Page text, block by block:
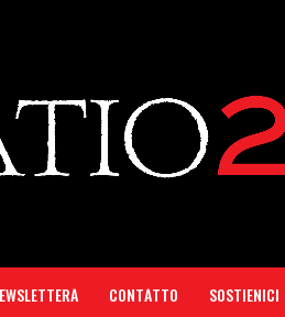
CONTATTO SOSTIENICI